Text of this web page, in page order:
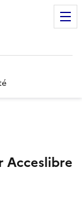
Acceslibre